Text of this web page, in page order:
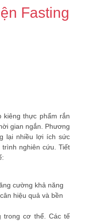
Fasting
kiêng thực phẩm rắn
gian ngắn. Phương
lại nhiều lợi ích sức
nghiên cứu. Tiết
cường khả năng
hiệu quả và bền
trong cơ thể. Các tế